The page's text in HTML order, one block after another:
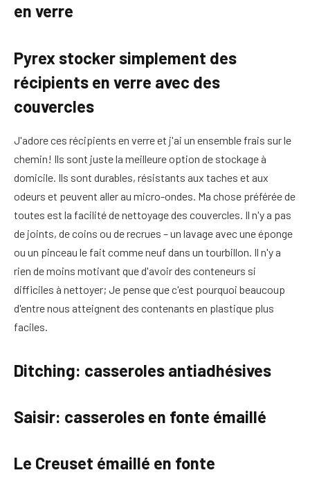
en verre
Pyrex stocker simplement des
récipients en verre avec des
couvercles
J'adore ces récipients en verre et j'ai un ensemble frais sur le
chemin! Ils sont juste la meilleure option de stockage à
domicile. Ils sont durables, résistants aux taches et aux
odeurs et peuvent aller au micro-ondes. Ma chose préférée de
toutes est la facilité de nettoyage des couvercles. Il n'y a pas
de joints, de coins ou de recrues – un lavage avec une éponge
ou un pinceau le fait comme neuf dans un tourbillon. Il n'y a
rien de moins motivant que d'avoir des conteneurs si
difficiles à nettoyer; Je pense que c'est pourquoi beaucoup
d'entre nous atteignent des contenants en plastique plus
faciles.
Ditching: casseroles antiadhésives
Saisir: casseroles en fonte émaillé
Le Creuset émaillé en fonte